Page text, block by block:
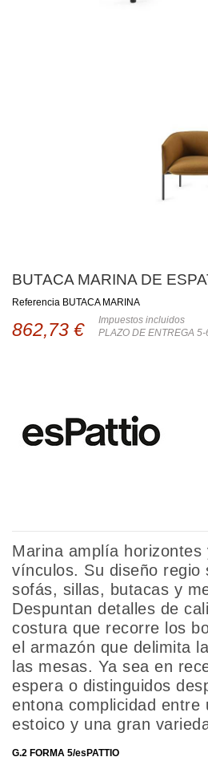
BUTACA MARINA DE
Referencia BUTACA MARINA
862,73 €
Impuestos incluidos
PLAZO DE ENTREGA
Marina amplía horizontes
vínculos. Su diseño regio
sofás, sillas, butacas y
Despuntan detalles de
costura que recorre los
el armazón que delimita
las mesas. Ya sea en
espera o distinguidos
entona complicidad entre
estoico y una gran
G.2 FORMA 5/esPATTIO